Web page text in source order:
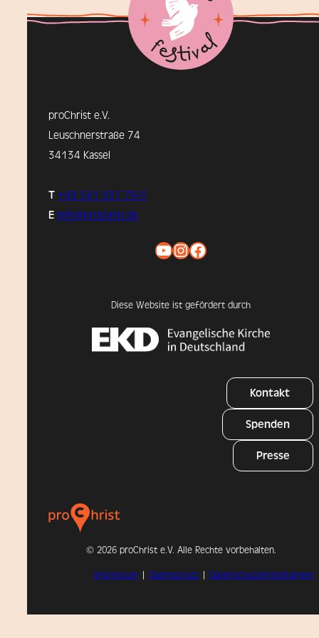
proChrist e.V.
Leuschnerstraße 74
34134 Kassel
T +49 561 937 79-0
E info@prochrist.de
YouTube InstagramFacebook
Diese Website ist gefördert durch
Kontakt
Spenden
Presse
© 2026 proChrist e.V. Alle Rechte vorbehalten.
Impressum | Datenschutz | Datenschutzeinstellungen